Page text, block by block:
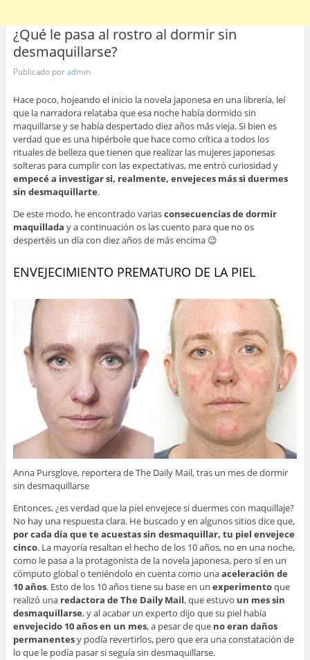
¿Qué le pasa al rostro al dormir sin
desmaquillarse?
Publicado poradmin
Hace poco, hojeando el inicio la novela japonesa en una librería, leí
que la narradora relataba que esa noche había dormido sin
maquillarse y se había despertado diez años más vieja. Si bien es
verdad que es una hipérbole que hace como crítica a todos los
rituales de belleza que tienen que realizar las mujeres japonesas
solteras para cumplir con las expectativas, me entró curiosidad y
empecé a investigar si, realmente, envejeces más si duermes
sin desmaquillarte.
De este modo, he encontrado variasconsecuencias de dormir
maquillada y a continuación os las cuento para que no os
despertéis un día con diez años de más encima 😉
ENVEJECIMIENTO PREMATURO DE LA PIEL
Anna Pursglove, reportera de The Daily Mail, tras un mes de dormir
sin desmaquillarse
Entonces, ¿es verdad que la piel envejece si duermes con maquillaje?
No hay una respuesta clara. He buscado y en algunos sitios dice que,
por cada día que te acuestas sin desmaquillar, tu piel envejece
cinco. La mayoría resaltan el hecho de los 10 años, no en una noche,
como le pasa a la protagonista de la novela japonesa, pero sí en un
cómputo global o teniéndolo en cuenta como unaaceleración de
10 años. Esto de los 10 años tiene su base en un experimentoque
realizó una redactora de The Daily Mail, que estuvo un mes sin
desmaquillarse, y al acabar un experto dijo que su piel había
envejecido 10 años en un mes, a pesar de que no eran daños
permanentesy podía revertirlos, pero que era una constatación de
lo que le podía pasar si seguía sin desmaquillarse.